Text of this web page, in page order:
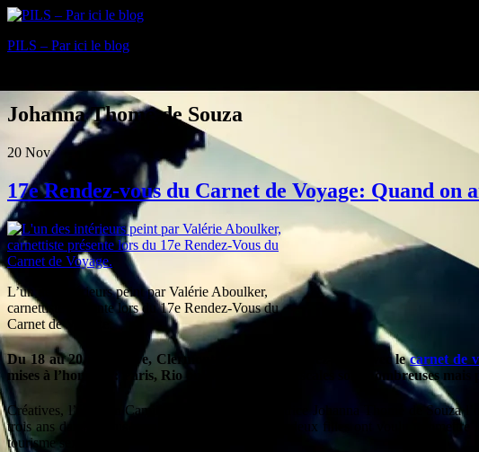
PILS – Par ici le blog
Johanna Thomé de Souza
20 Nov
17e Rendez-vous du Carnet de Voyage: Quand
L’un des intérieurs peint par Valérie Aboulker,
carnettiste présente lors du 17e Rendez-Vous du
Carnet de Voyage.
Du 18 au 20 novembre, Clermont-Ferrand a rendez-vous avec lecarnet de
mises à l’honneur: Paris, Rio ou New-York, les escales sont nombreuses
Créatives, l’écrivain Camille Lebon et la dessinatrice Johanna Thomé de
trois ans dans la plus grande ville du Brésil. Les deux filles ont voulu
tourisme sexuel.